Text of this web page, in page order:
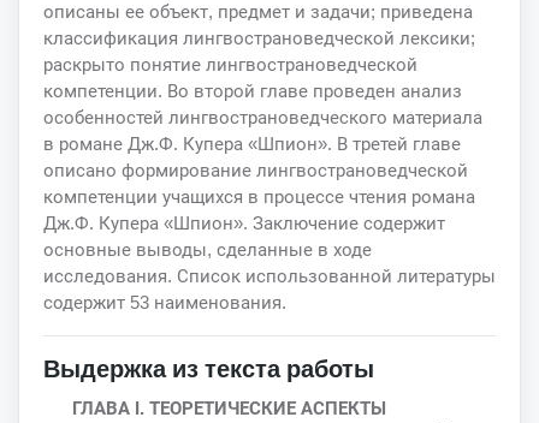
описаны ее объект, предмет и задачи; приведена
классификация лингвострановедческой лексики;
раскрыто понятие лингвострановедческой
компетенции. Во второй главе проведен анализ
особенностей лингвострановедческого материала
в романе Дж.Ф. Купера «Шпион». В третей главе
описано формирование лингвострановедческой
компетенции учащихся в процессе чтения романа
Дж.Ф. Купера «Шпион». Заключение содержит
основные выводы, сделанные в ходе
исследования. Список использованной литературы
содержит 53 наименования.
Выдержка из текста работы
ГЛАВА I. ТЕОРЕТИЧЕСКИЕ АСПЕКТЫ